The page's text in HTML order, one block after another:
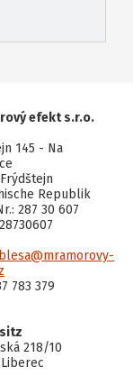
efekt s.r.o.
145 - Na
Republik
287 30 607
783 379
218/10